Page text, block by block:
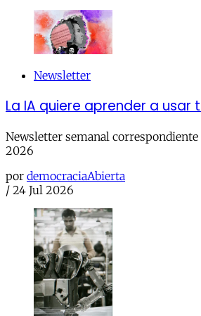
Newsletter
La IA quiere aprender a usar
Newsletter semanal
2026
por democraciaAbierta
/ 24 Jul 2026